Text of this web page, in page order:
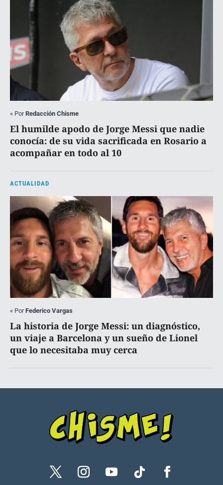
« PorRedacción Chisme
El humilde apodo de Jorge Messi que nadie
conocía: de su vida sacrificada en Rosario a
acompañar en todo al 10
ACTUALIDAD
« PorFederico Vargas
La historia de Jorge Messi: un diagnóstico,
un viaje a Barcelona y un sueño de Lionel
que lo necesitaba muy cerca